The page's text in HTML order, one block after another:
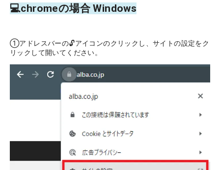
💻chromeの場合 Windows
①アドレスバーの🔓アイコンのクリックし、サイトの設定をク
リックして開いてください。